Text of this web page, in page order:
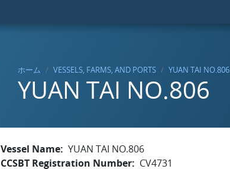
ホーム VESSELS, FARMS, AND PORTS YUAN TAI NO.806
YUAN TAI NO.806
Vessel Name YUAN TAI NO.806
CCSBT Registration Number
CV4731